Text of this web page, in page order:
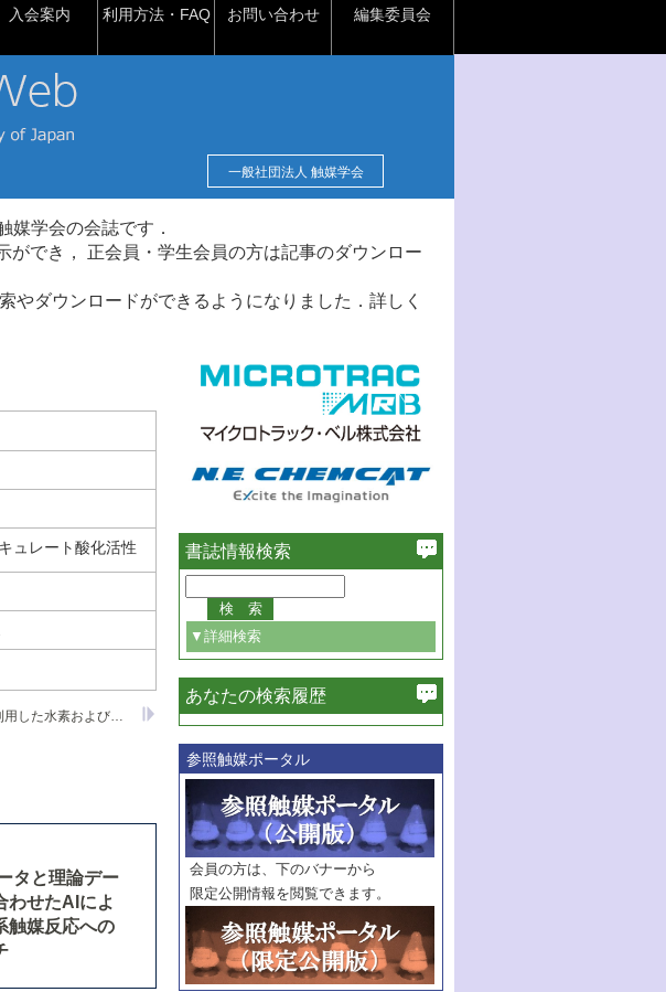
入会案内 利用方法・FAQ お問い合わせ 編集委員会
一般社団法人 触媒学会
媒学会の会誌です．
でき， 正会員・学生会員の方は記事のダウンロー
やダウンロードができるようになりました．詳しく
ュレート酸化活性
マイクロチャンネルを利用した水素および酸素の直接反応による過酸化水素合成（2）
タと理論デー
わせたAIによ
触媒反応への
書誌情報検索
▼詳細検索
必ず含む
巻・号指定
巻
号
範囲指定
巻
号～
巻
号
触媒年鑑
年度
記事種別
マーク：
マークあり
あなたの検索履歴
参照触媒ポータル
会員の方は、下のバナーから
限定公開情報を閲覧できます。